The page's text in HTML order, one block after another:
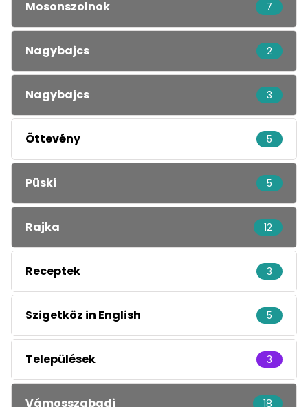
Mosonszolnok 7
Nagybajcs 2
Nagybajcs 3
Öttevény 5
Püski 5
Rajka 12
Receptek 3
Szigetköz in English 5
Települések 3
Vámosszabadi 18